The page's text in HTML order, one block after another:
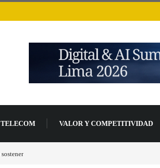
TELECOM VALOR Y COMPETITIVIDAD